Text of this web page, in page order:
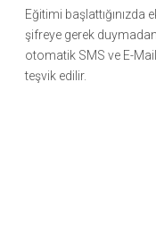
Eğitimi başlattığınızda
şifreye gerek
otomatik SMS ve E-
teşvik edilir.